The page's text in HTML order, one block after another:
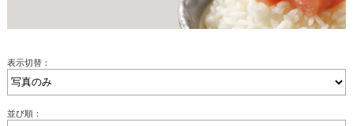
表示切替：
並び順：